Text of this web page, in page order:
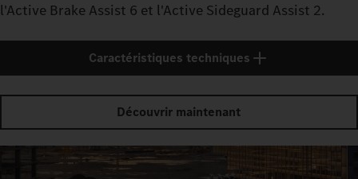
l'Active Brake Assist 6 et l'Active Sideguard Assist 2.
Caractéristiques techniques
Découvrir maintenant